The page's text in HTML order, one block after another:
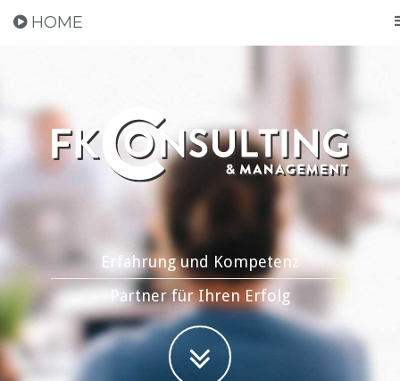
HOME
Erfahrung und Kompetenz
Partner für Ihren Erfolg